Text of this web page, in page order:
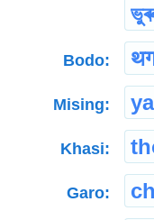
Bodo:
Mising:
Khasi:
Garo: